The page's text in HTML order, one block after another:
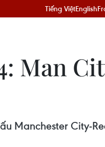
Tiếng ViệtEnglish
Man
Manchester City-